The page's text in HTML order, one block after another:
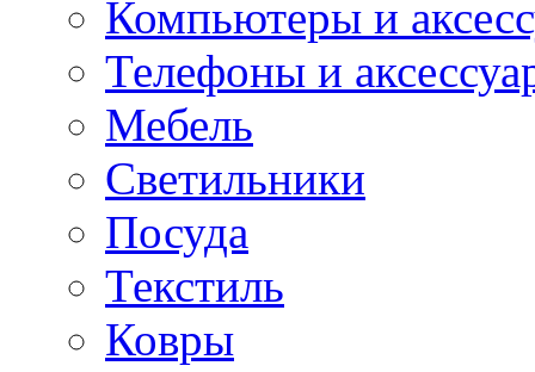
Компьютеры и
Телефоны и
Мебель
Светильники
Посуда
Текстиль
Ковры